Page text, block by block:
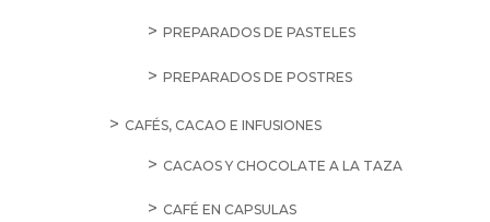
PREPARADOS DE PASTELES
PREPARADOS DE POSTRES
CAFÉS, CACAO E INFUSIONES
CACAOS Y CHOCOLATE A LA TAZA
CAFÉ EN CAPSULAS